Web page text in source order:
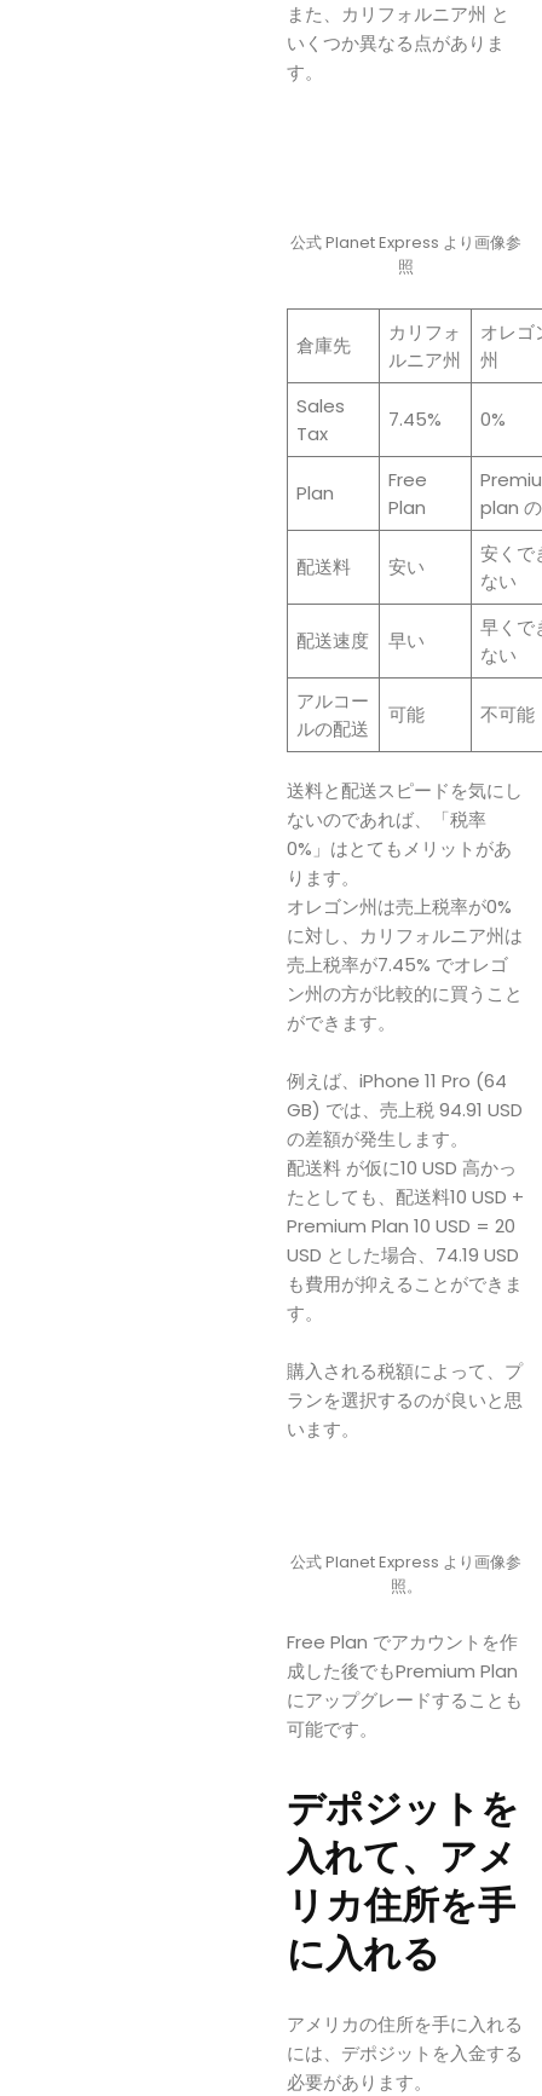
また、カリフォルニア州 と
いくつか異なる点がありま
す。
公式 Planet Express より画像参
照
倉庫先
カリフォ
ルニア州
オレゴ
州
Sales
Tax
7.45% 0%
Plan
Free
Plan
plan
配送料 安い
安くで
ない
配送速度 早い
早くで
ない
アルコー
ルの配送
可能 不可能
送料と配送スピードを気にし
ないのであれば、「税率
0%」はとてもメリットがあ
ります。
オレゴン州は売上税率が0%
に対し、カリフォルニア州は
売上税率が7.45% でオレゴ
ン州の方が比較的に買うこと
ができます。
例えば、iPhone 11 Pro (64
GB) では、売上税 94.91 USD
の差額が発生します。
配送料 が仮に10 USD 高かっ
たとしても、配送料10 USD +
Premium Plan 10 USD = 20
USD とした場合、74.19 USD
も費用が抑えることができま
す。
購入される税額によって、プ
ランを選択するのが良いと思
います。
公式 Planet Express より画像参
照。
Free Plan でアカウントを作
成した後でもPremium Plan
にアップグレードすることも
可能です。
デポジットを
入れて、アメ
リカ住所を手
に入れる
アメリカの住所を手に入れる
には、デポジットを入金する
必要があります。